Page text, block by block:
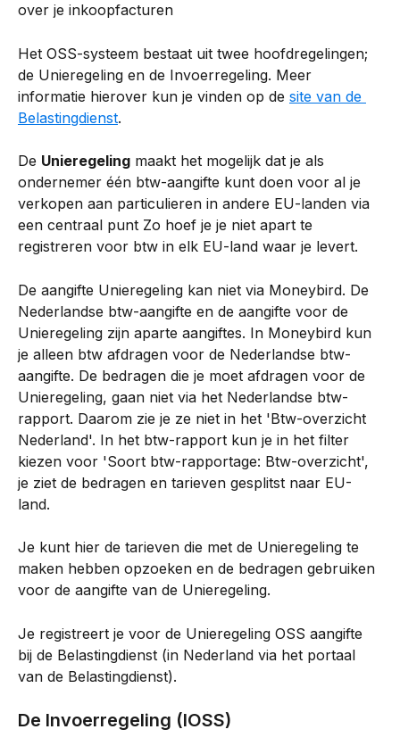
over je inkoopfacturen
Het OSS-systeem bestaat uit twee hoofdregelingen;
de Unieregeling en de Invoerregeling. Meer
informatie hierover kun je vinden op de site van de
Belastingdienst.
De Unieregeling maakt het mogelijk dat je als
ondernemer één btw-aangifte kunt doen voor al je
verkopen aan particulieren in andere EU-landen via
een centraal punt Zo hoef je je niet apart te
registreren voor btw in elk EU-land waar je levert.
De aangifte Unieregeling kan niet via Moneybird. De
Nederlandse btw-aangifte en de aangifte voor de
Unieregeling zijn aparte aangiftes. In Moneybird kun
je alleen btw afdragen voor de Nederlandse btw-
aangifte. De bedragen die je moet afdragen voor de
Unieregeling, gaan niet via het Nederlandse btw-
rapport. Daarom zie je ze niet in het 'Btw-overzicht
Nederland'. In het btw-rapport kun je in het filter
kiezen voor 'Soort btw-rapportage: Btw-overzicht',
je ziet de bedragen en tarieven gesplitst naar EU-
land.
Je kunt hier de tarieven die met de Unieregeling te
maken hebben opzoeken en de bedragen gebruiken
voor de aangifte van de Unieregeling.
Je registreert je voor de Unieregeling OSS aangifte
bij de Belastingdienst (in Nederland via het portaal
van de Belastingdienst).
De Invoerregeling (IOSS)